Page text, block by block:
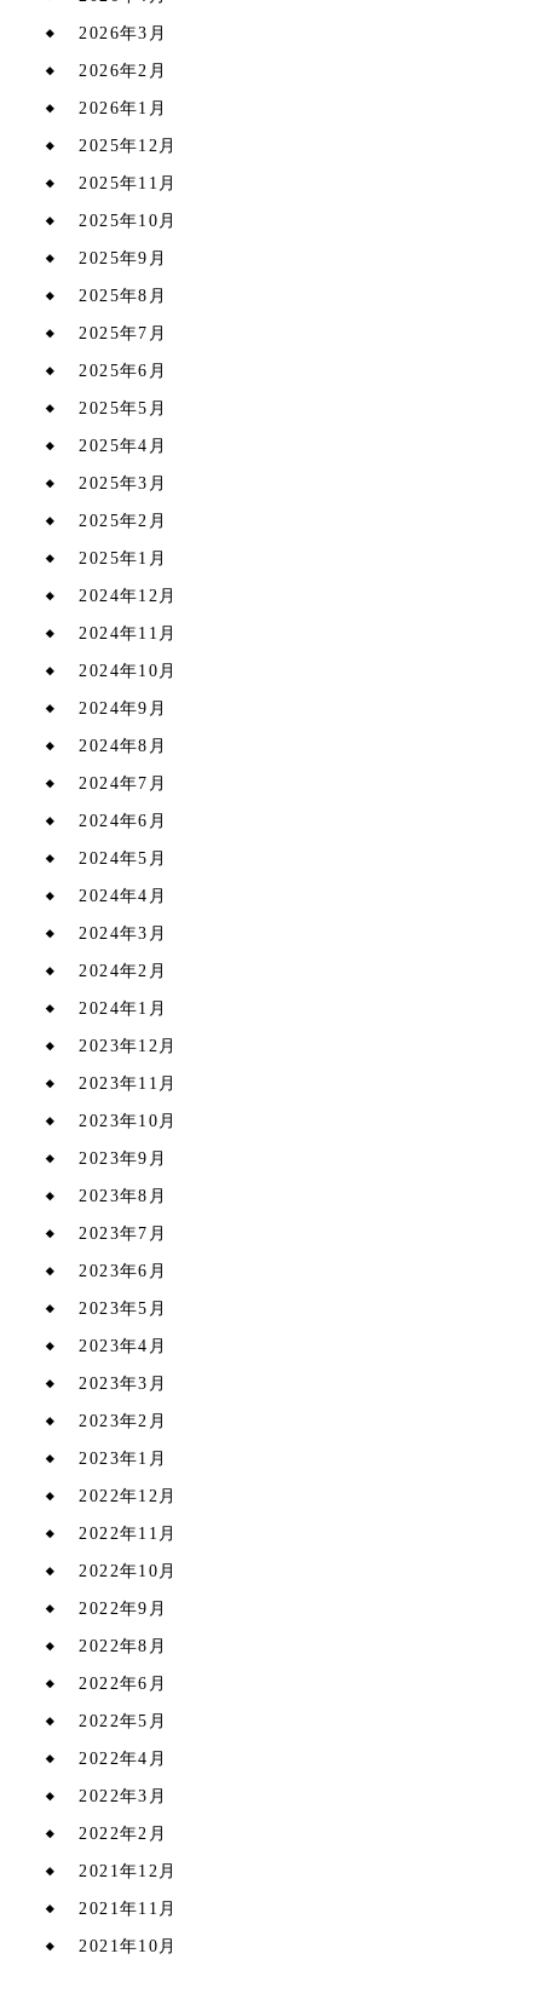
2026年3月
2026年2月
2026年1月
2025年12月
2025年11月
2025年10月
2025年9月
2025年8月
2025年7月
2025年6月
2025年5月
2025年4月
2025年3月
2025年2月
2025年1月
2024年12月
2024年11月
2024年10月
2024年9月
2024年8月
2024年7月
2024年6月
2024年5月
2024年4月
2024年3月
2024年2月
2024年1月
2023年12月
2023年11月
2023年10月
2023年9月
2023年8月
2023年7月
2023年6月
2023年5月
2023年4月
2023年3月
2023年2月
2023年1月
2022年12月
2022年11月
2022年10月
2022年9月
2022年8月
2022年6月
2022年5月
2022年4月
2022年3月
2022年2月
2021年12月
2021年11月
2021年10月